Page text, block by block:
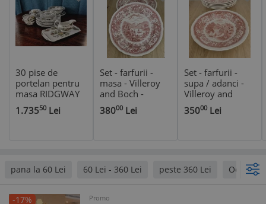
30 pise de
portelan pentru
masa RIDGWAY
WINDSOR farfurii
platouri desenate
1.73550 Lei
Set - farfurii -
masa - Villeroy
and Boch -
Burgenland - 5
persoane - 27 cm
38000 Lei
Set - farfurii -
supa / adanci -
Villeroy and
Boch -
Burgenland - 6
35000 Lei
pana la 60 Lei 60 Lei - 360 Lei peste 360 Lei Oem
-17% Promo